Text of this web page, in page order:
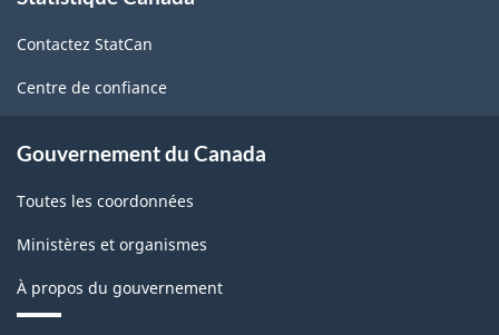
ce
site
Contactez StatCan
Centre de confiance
Gouvernement du Canada
Toutes les coordonnées
Ministères et organismes
À propos du gouvernement